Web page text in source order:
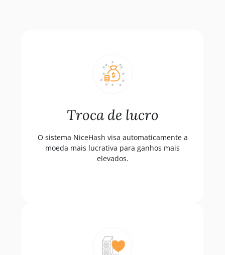
Troca de lucro
O sistema NiceHash visa automaticamente a
moeda mais lucrativa para ganhos mais
elevados.